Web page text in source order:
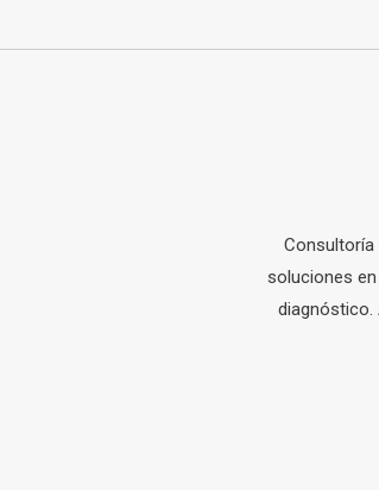
Consultoría
soluciones
diagnóstico.